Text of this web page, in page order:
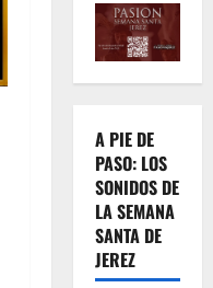
A PIE DE
PASO: LOS
SONIDOS DE
LA SEMANA
SANTA DE
JEREZ